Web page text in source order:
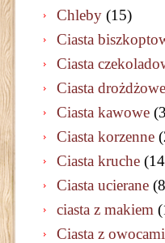
Chleby (15)
Ciasta
Ciasta
Ciasta drożdżowe
Ciasta kawowe
Ciasta korzenne
Ciasta kruche
Ciasta ucierane
ciasta z makiem
Ciasta z owocami